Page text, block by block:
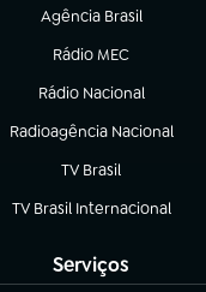
Agência Brasil
(abre em nova aba)
Rádio MEC
(abre em nova aba)
Rádio Nacional
Radioagência Nacional
(abre em nova aba)
TV Brasil
(abre em nova aba)
TV Brasil Internacional
(abre em nova aba)
Serviços